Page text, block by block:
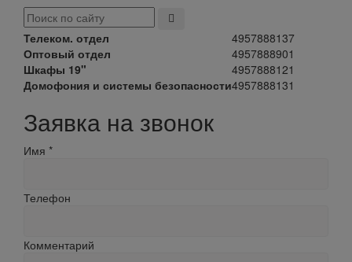
Телеком. отдел
4957888137
Оптовый отдел
4957888901
Шкафы 19"
4957888121
Домофония и системы безопасности4957888131
Заявка на звонок
Имя *
Телефон
Комментарий